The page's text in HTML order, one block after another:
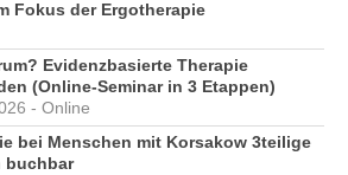
Fokus der Ergotherapie
Evidenzbasierte Therapie
(Online-Seminar in 3 Etappen)
- Online
bei Menschen mit Korsakow 3teilige
buchbar